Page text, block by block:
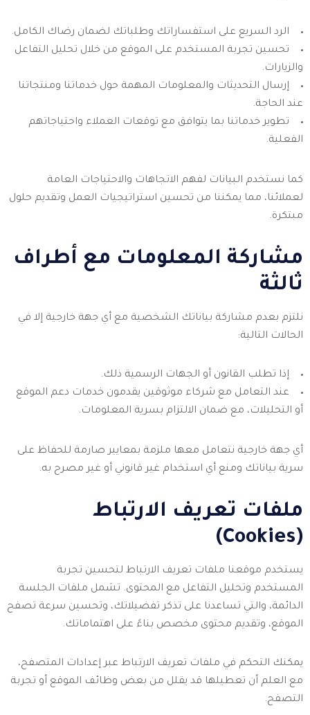
الرد السريع على استفساراتك وطلباتك لضمان رضاك الكامل.
تحسين تجربة المستخدم على الموقع من خلال تحليل التفاعل
والزيارات.
إرسال التحديثات والمعلومات المهمة حول خدماتنا ومنتجاتنا
عند الحاجة.
تطوير خدماتنا بما يتوافق مع توقعات العملاء واحتياجاتهم
الفعلية.
كما نستخدم البيانات لفهم الاتجاهات والاحتياجات العامة
لعملائنا، مما يمكننا من تحسين استراتيجيات العمل وتقديم حلول
مبتكرة.
مشاركة المعلومات مع أطراف
ثالثة
نلتزم بعدم مشاركة بياناتك الشخصية مع أي جهة خارجية إلا في
الحالات التالية:
إذا تطلب القانون أو الجهات الرسمية ذلك.
عند التعامل مع شركاء موثوقين يقدمون خدمات دعم الموقع
أو التحليلات، مع ضمان الالتزام بسرية المعلومات.
أي جهة خارجية نتعامل معها ملزمة بمعايير صارمة للحفاظ على
سرية بياناتك ومنع أي استخدام غير قانوني أو غير مصرح به.
ملفات تعريف الارتباط
(Cookies)
يستخدم موقعنا ملفات تعريف الارتباط لتحسين تجربة
المستخدم وتحليل التفاعل مع المحتوى. تشمل ملفات الجلسة
الدائمة، والتي تساعدنا على تذكر تفضيلاتك، وتحسين سرعة تصفح
الموقع، وتقديم محتوى مخصص بناءً على اهتماماتك.
يمكنك التحكم في ملفات تعريف الارتباط عبر إعدادات المتصفح،
مع العلم أن تعطيلها قد يقلل من بعض وظائف الموقع أو تجربة
التصفح.